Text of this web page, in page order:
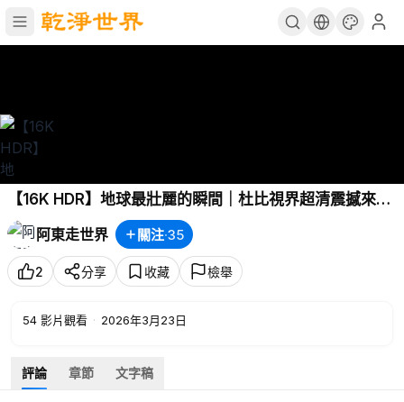
【16K HDR】地球最壯麗的瞬間｜杜比視界超清震撼來襲
🌍 視覺極限突破！16K 杜比視界帶你俯瞰整個地球 💫
OLED測試神作｜16K HDR 地球
阿東走世界 關注·35
2 分享 收藏 檢舉
54 影片觀看 · 2026年3月23日
評論 章節 文字稿